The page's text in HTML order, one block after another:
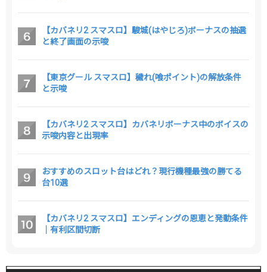
【カバネリ2 スマスロ】駿城(はやじろ)ボーナスの抽選
と終了画面の示唆
【東京グール スマスロ】穢れ(喰ポイント)の解放条件
と示唆
【カバネリ2 スマスロ】カバネリボーナス中のボイスの
示唆内容と出現率
おすすめのスロット台はどれ？現行機種最強の勝てる
台10選
【カバネリ2 スマスロ】エンディングの恩恵と発動条件
｜有利区間切断